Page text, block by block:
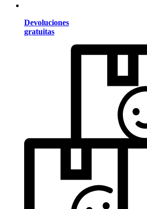
Devoluciones
gratuitas